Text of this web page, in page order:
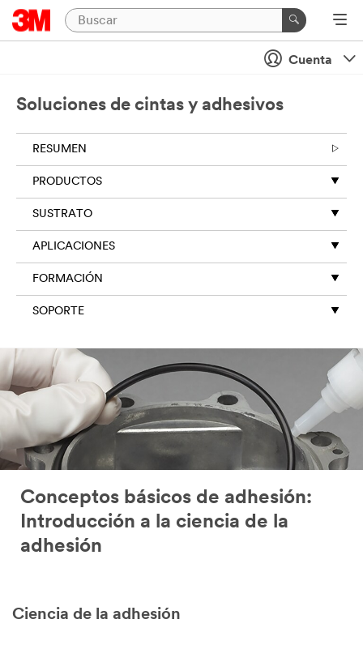
Cuenta
Soluciones de cintas y adhesivos
RESUMEN
PRODUCTOS
SUSTRATO
APLICACIONES
FORMACIÓN
SOPORTE
Conceptos básicos de adhesión:
Introducción a la ciencia de la
adhesión
Ciencia de la adhesión